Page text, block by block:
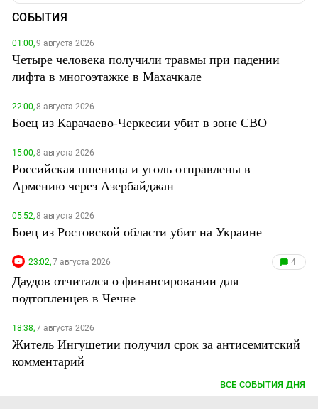
СОБЫТИЯ
01:00,9 августа 2026
Четыре человека получили травмы при падении
лифта в многоэтажке в Махачкале
22:00,8 августа 2026
Боец из Карачаево-Черкесии убит в зоне СВО
15:00,8 августа 2026
Российская пшеница и уголь отправлены в
Армению через Азербайджан
05:52,8 августа 2026
Боец из Ростовской области убит на Украине
23:02,7 августа 2026 4
Даудов отчитался о финансировании для
подтопленцев в Чечне
18:38,7 августа 2026
Житель Ингушетии получил срок за антисемитский
комментарий
ВСЕ СОБЫТИЯ ДНЯ